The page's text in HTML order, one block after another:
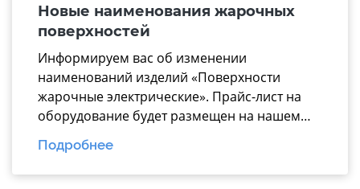
модули работают по единому стандарту. В
презентацию вошли ключевые модули для
эффективной комплектации горячего […]
Новые наименования жарочных
поверхностей
Информируем вас об изменении
наименований изделий «Поверхности
жарочные электрические». Прайс-лист на
оборудование будет размещен на нашем
официальном
сайте https://www.mariholod.com/ в
Дилерском разделе «Прайсы».
Подробнее